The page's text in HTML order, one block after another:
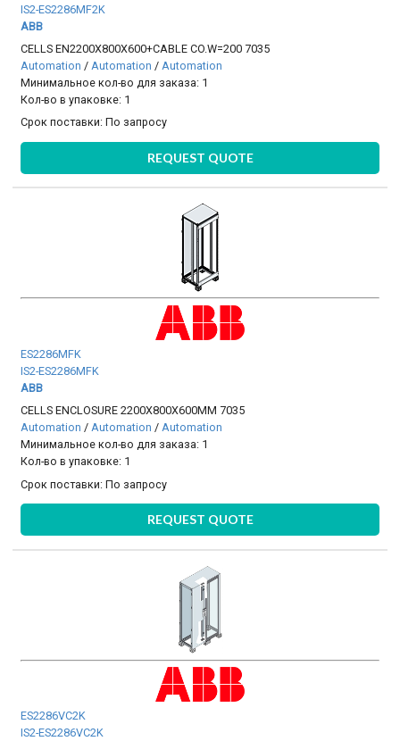
IS2-ES2286MF2K
ABB
CELLS EN2200X800X600+CABLE CO.W=200 7035
Automation / Automation / Automation
Минимальное кол-во для заказа: 1
Кол-во в упаковке: 1
Срок поставки:По запросу
REQUEST QUOTE
ES2286MFK
IS2-ES2286MFK
ABB
CELLS ENCLOSURE 2200X800X600MM 7035
Automation /Automation /Automation
Минимальное кол-во для заказа: 1
Кол-во в упаковке: 1
Срок поставки:По запросу
REQUEST QUOTE
ES2286VC2K
IS2-ES2286VC2K